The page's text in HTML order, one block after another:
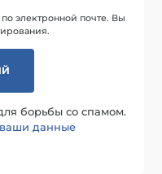
электронной почте. Вы
борьбы со спамом.
ваши данные